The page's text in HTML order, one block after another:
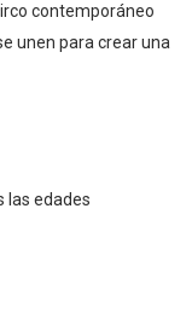
contemporáneo
unen para crear una
las edades